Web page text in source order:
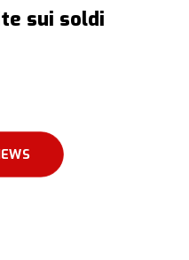
sui soldi